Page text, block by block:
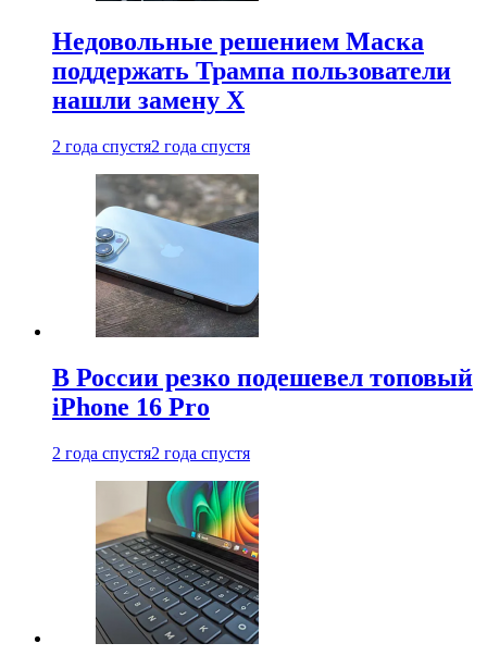
Недовольные решением Маска
поддержать Трампа пользователи
нашли замену X
2 года спустя2 года спустя
В России резко подешевел топовый
iPhone 16 Pro
2 года спустя2 года спустя